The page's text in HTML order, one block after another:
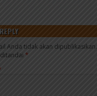
Anda tidak akan dipublikasikan.
*